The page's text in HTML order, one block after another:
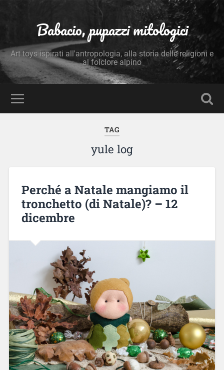
Babacio, pupazzi mitologici
Art toys ispirati all'antropologia, alla storia delle religioni e
al folclore alpino
TAG
yule log
Perché a Natale mangiamo il
tronchetto (di Natale)? – 12
dicembre